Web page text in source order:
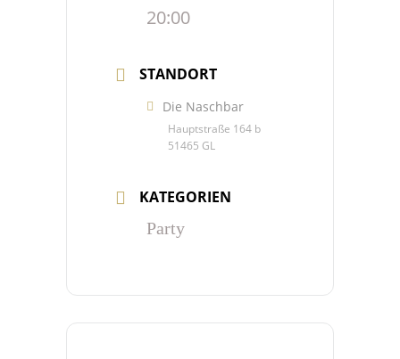
20:00
STANDORT
Die Naschbar
Hauptstraße 164 b
51465 GL
KATEGORIEN
Party